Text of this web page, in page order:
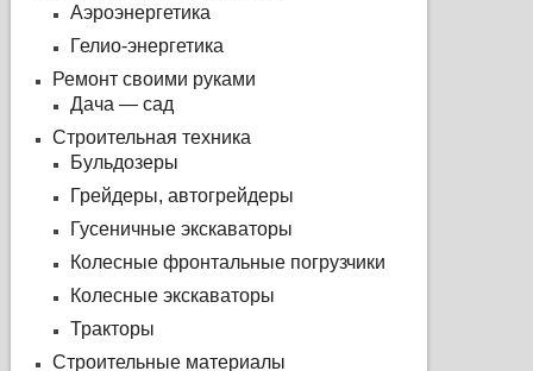
Аэроэнергетика
Гелио-энергетика
Ремонт своими руками
Дача — сад
Строительная техника
Бульдозеры
Грейдеры, автогрейдеры
Гусеничные экскаваторы
Колесные фронтальные погрузчики
Колесные экскаваторы
Тракторы
Строительные материалы